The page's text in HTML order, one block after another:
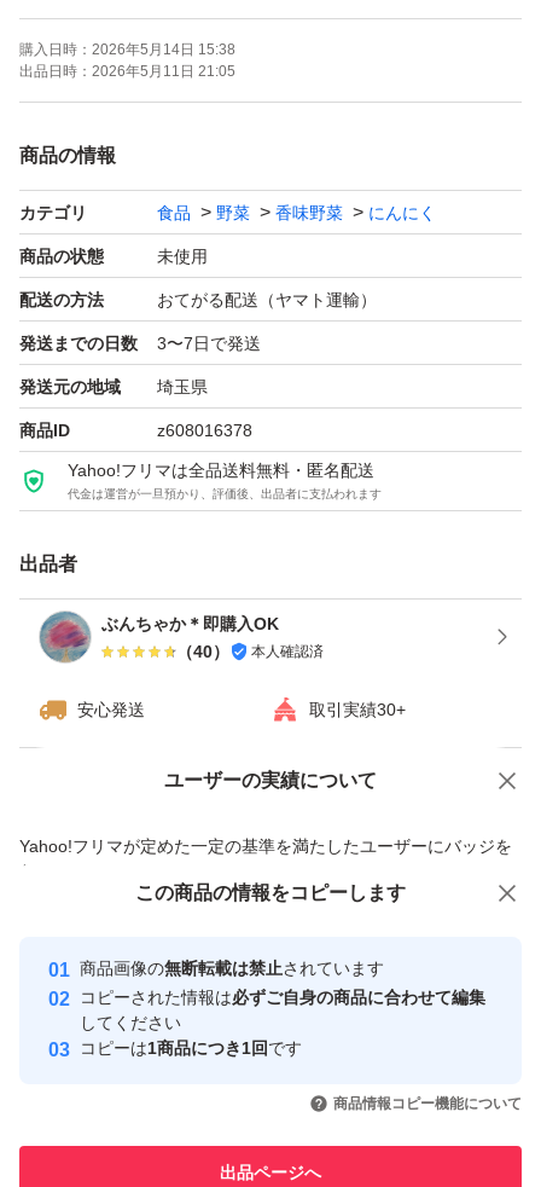
どがありますご理解してご購入下さい。
＊画像に1kg表示･・箱込みで1kg前後
みなさまに好評いただいていた六片ニンニクですが、一時
在庫不足により出品を中止してしまいましたが、入荷致し
ましたので出品させていただきます♪よろしくお願いしま
す。
〜〜〜＊〜〜〜＊〜〜〜＊〜〜〜＊〜〜〜
＊配送中の気温などから傷む場合があります、責任を負い
かねます。
対応しておりません。※領収書は発行致しておりません。
上記内容をご理解の上ご購入下さい。
#青森県産 #訳あり #バラ #にんにく #国産 #ホワイト六片
購入日時： 2026年5月14日 15:38
出品日時： 2026年5月11日 21:05
商品の情報
カテゴリ 食品 野菜 香味野菜 にんにく
商品の状態 未使用
配送の方法 おてがる配送（ヤマト運輸）
発送までの日数 3〜7日で発送
発送元の地域 埼玉県
商品ID z608016378
Yahoo!フリマは全品送料無料・匿名配送
代金は運営が一旦預かり、評価後、出品者に支払われます
出品者
ぶんちゃか＊即購入OK
（40） 本人確認済
安心発送 取引実績30+
ユーザーの実績について
Yahoo!フリマが定めた一定の基準を満たしたユーザーにバッジを
付与しています
安心取引出品者
心・安全なユーザーです
取引実績
引を完了させた実績があります
での取引実績があります
価格の相談 商品への質問
この商品の情報をコピーします
商品画像の無断転載は禁止されています
コピーされた情報は必ずご自身の商品に合わせて編集
してください
コピーは1商品につき1回です
商品情報コピー機能について
出品ページへ
この商品をみている人にオススメ